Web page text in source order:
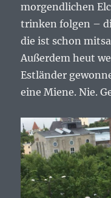
morgendlichen
trinken folgen –
die ist schon
Außerdem heut
Estländer
eine Miene. Nie.